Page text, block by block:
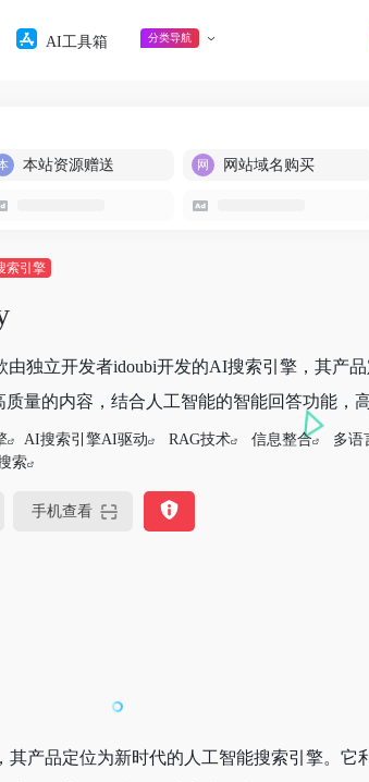
AI工具箱 分类导航
本站资源赠送 网站域名购买
索引擎
由独立开发者idoubi开发的AI搜索引擎，其产
质量的内容，结合人工智能的智能回答功能，
AI搜索引擎AI驱动 RAG技术 信息整合 多语
索
手机查看
产品定位为新时代的人工智能搜索引擎。它